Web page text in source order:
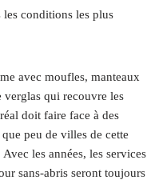
conditions les plus
avec moufles, manteaux
verglas qui recouvre les
doit faire face à des
peu de villes de cette
les années, les services
sans-abris seront toujours